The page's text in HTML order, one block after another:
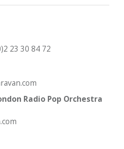
23 30 84 72
Radio Pop Orchestra